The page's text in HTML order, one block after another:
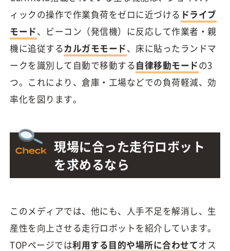
ィックの操作で作業負荷をゼロに近づける ドライブ
モード、ビーコン（発信機）に反応して作業者・親
機に追従するカルガモモード、床に貼ったランドマ
ークを識別して自動で移動する自律移動モードの3
つ。これにより、倉庫・工場などでの負荷軽減、効
率化を図ります。
現場に合った走行ロボット
を求めるなら
このメディアでは、他にも、人手不足を解消し、生
産性を向上させる走行ロボットを紹介しています。
TOPページでは利用する目的や場所に合わせてオス